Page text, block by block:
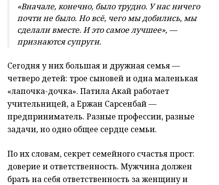
«Вначале, конечно, было трудно. У нас ничего
почти не было. Но всё, чего мы добились, мы
сделали вместе. И это самое лучшее», —
признаются супруги.
Сегодня у них большая и дружная семья —
четверо детей: трое сыновей и одна маленькая
«лапочка-дочка». Патила Акай работает
учительницей, а Ержан Сарсенбай —
предприниматель. Разные профессии, разные
задачи, но одно общее сердце семьи.
По их словам, секрет семейного счастья прост:
доверие и ответственность. Мужчина должен
брать на себя ответственность за женщину и